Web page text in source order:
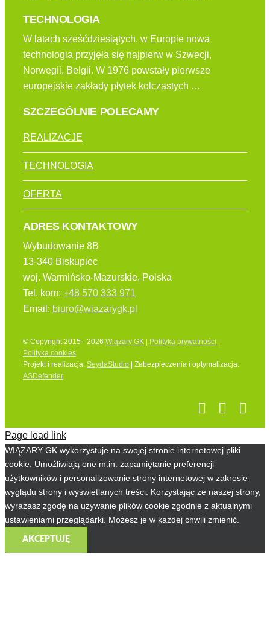
TECHNOLOGIA
W latach sześćdziesiątych, w Europie nowa
technologia przyjęła się najpierw w Szwecji,
Norwegii, Belgii. W 1976 powstały pierwsze
europejskie zakłady płytek kolczastych …
SZCZEGÓLNIE POLECAMY
REALIZACJE
TECHNOLOGIA
OFERTA
ADRES KONTAKTOWY
Wybudowanie 8B
13-340 Biskupiec
woj. Warmińsko-Mazurskie, Polska
Tel. kom: +48 570 333 971
Email: biuro@wiazarygk.pl
© Copyright 2015 - 2026 Wiązary GK| Polityka prywatności
Polityka cookies
Projekt i realizacja: SeydaStudio| Zabezpieczenia i optymalizacja:
ASDefender
Page load link
WIĄZARY GK wykorzystuje na swojej stronie internetowej pliki
cookie. Umożliwiają one m.in. zapamiętanie preferencji
użytkowników i personalizowanie strony internetowej w zakresie
wyglądu strony i wyświetlanych treści. Korzystając ze naszej strony,
wyrażasz zgodę na używanie plików cookie zgodnie z aktualnymi
ustawieniami przeglądarki. Możesz je w każdej chwili zmienić.
AKCEPTUJĘ